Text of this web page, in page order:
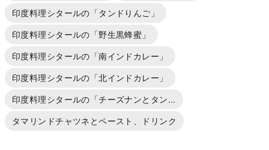
印度料理シタールの「タンドりんご」
印度料理シタールの「野生黒蜂蜜」
印度料理シタールの「南インドカレー」
印度料理シタールの「北インドカレー」
印度料理シタールの「チーズナンとタン...
タマリンドチャツネとペースト、ドリンク